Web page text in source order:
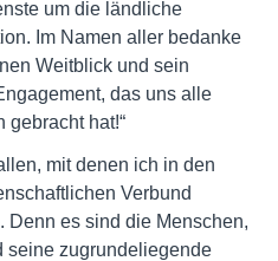
um die ländliche
Im Namen aller bedanke
Weitblick und sein
das uns alle
gebracht hat!“
mit denen ich in den
Verbund
Denn es sind die Menschen,
seine zugrundeliegende